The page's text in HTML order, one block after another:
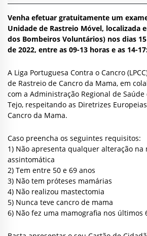
Venha efetuar gratuitamente um
Unidade de Rastreio Móvel, localizada
dos Bombeiros Voluntários) nos dias
de 2022, entre as 09-13 horas e as 14-
A Liga Portuguesa Contra o Cancro
de Rastreio de Cancro da Mama, em
com a Administração Regional de Saúde
Tejo, respeitando as Diretrizes
Cancro da Mama.
Caso preencha os seguintes requisitos:
1) Não apresenta qualquer alteração na
assintomática
2) Tem entre 50 e 69 anos
3) Não tem próteses mamárias
4) Não realizou mastectomia
5) Nunca teve cancro de mama
6) Não fez uma mamografia nos últimos